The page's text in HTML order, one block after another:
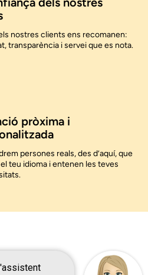
nostres clients ens recomanen:
transparència i servei que es nota.
pròxima i
persones reals, des d’aquí, que
teu idioma i entenen les teves